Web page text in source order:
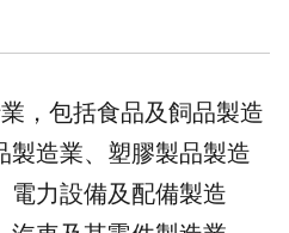
，包括食品及飼品製造
製造業、塑膠製品製造
電力設備及配備製造